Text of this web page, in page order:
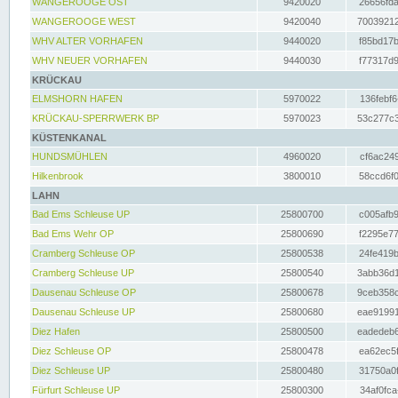
WANGEROOGE WEST
9420040
WHV ALTER VORHAFEN
9440020
WHV NEUER VORHAFEN
9440030
KRÜCKAU
ELMSHORN HAFEN
5970022
KRÜCKAU-SPERRWERK BP
5970023
KÜSTENKANAL
HUNDSMÜHLEN
4960020
Hilkenbrook
3800010
LAHN
Bad Ems Schleuse UP
25800700
Bad Ems Wehr OP
25800690
Cramberg Schleuse OP
25800538
Cramberg Schleuse UP
25800540
Dausenau Schleuse OP
25800678
Dausenau Schleuse UP
25800680
Diez Hafen
25800500
Diez Schleuse OP
25800478
Diez Schleuse UP
25800480
Fürfurt Schleuse UP
25800300